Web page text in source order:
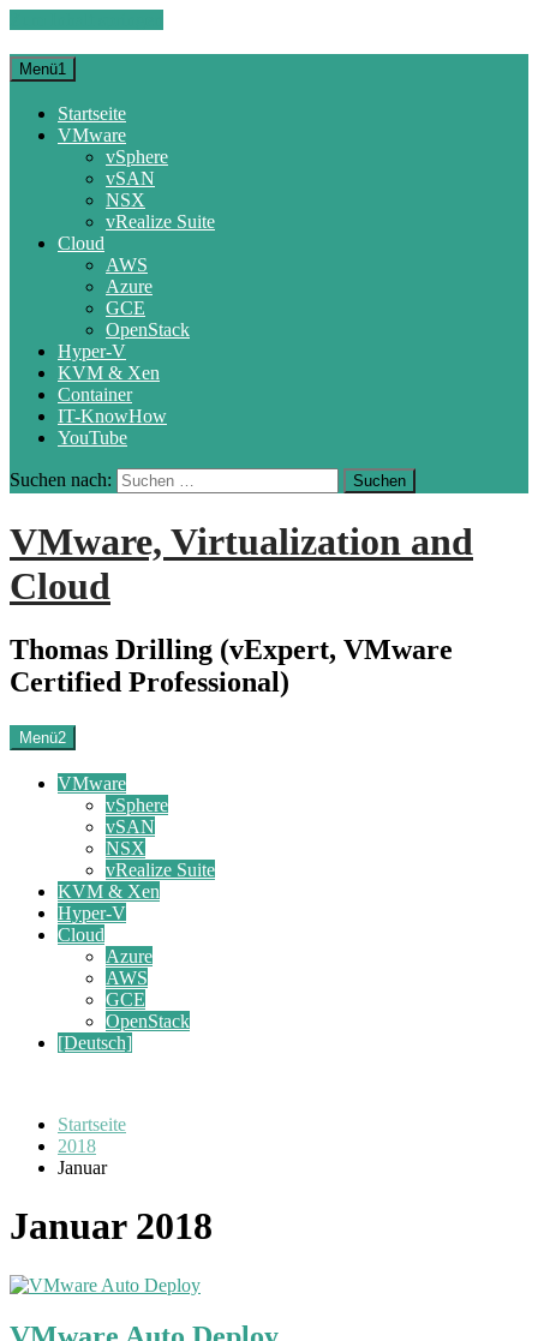
Menü1
Startseite
VMware
vSphere
vSAN
NSX
vRealize Suite
Cloud
AWS
Azure
GCE
OpenStack
Hyper-V
KVM & Xen
Container
IT-KnowHow
YouTube
Suchen nach:
VMware, Virtualization and
Cloud
Thomas Drilling (vExpert, VMware
Certified Professional)
Menü2
VMware
vSphere
vSAN
NSX
vRealize Suite
KVM & Xen
Hyper-V
Cloud
Azure
AWS
GCE
OpenStack
[Deutsch]
Startseite
2018
Januar
Januar 2018